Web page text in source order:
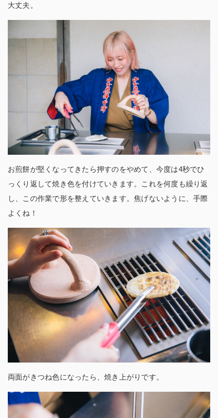
大丈夫。
お煎餅が堅くなってきたら押すのをやめて、今度は4秒でひ
っくり返して焼き色を付けていきます。これを何度も繰り返
し、この作業で形を整えていきます。焦げないように、手際
よくね！
両面がきつね色になったら、焼き上がりです。